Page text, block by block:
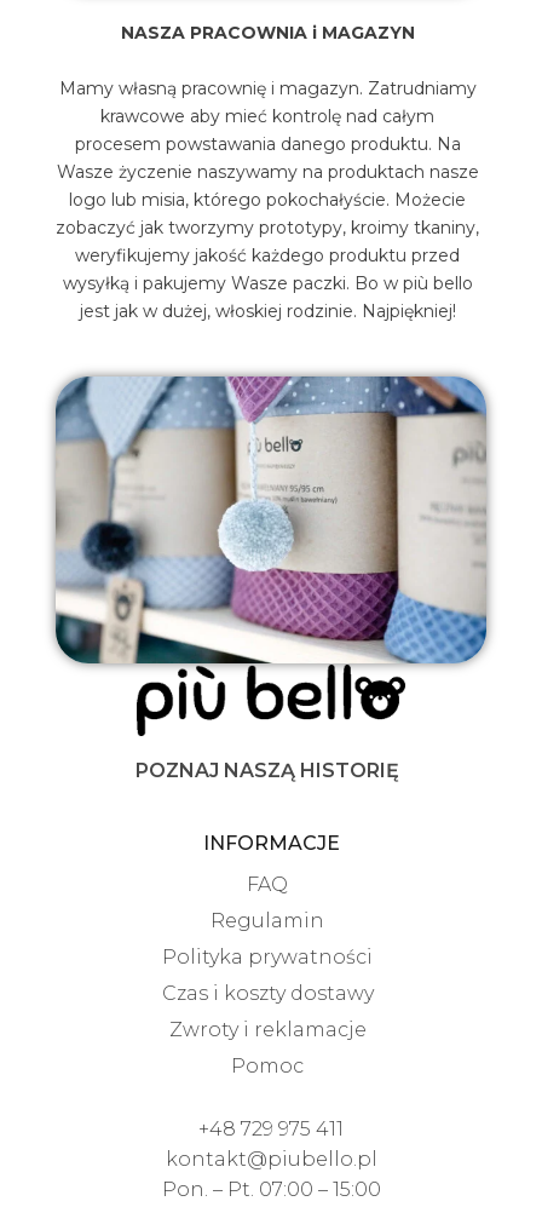
NASZA PRACOWNIA i MAGAZYN
Mamy własną pracownię i magazyn. Zatrudniamy
krawcowe aby mieć kontrolę nad całym
procesem powstawania danego produktu. Na
Wasze życzenie naszywamy na produktach nasze
logo lub misia, którego pokochałyście. Możecie
zobaczyć jak tworzymy prototypy, kroimy tkaniny,
weryfikujemy jakość każdego produktu przed
wysyłką i pakujemy Wasze paczki. Bo w più bello
jest jak w dużej, włoskiej rodzinie. Najpiękniej!
POZNAJ NASZĄ HISTORIĘ
INFORMACJE
FAQ
Regulamin
Polityka prywatności
Czas i koszty dostawy
Zwroty i reklamacje
Pomoc
+48 729 975 411
kontakt@piubello.pl
Pon. – Pt. 07:00 – 15:00